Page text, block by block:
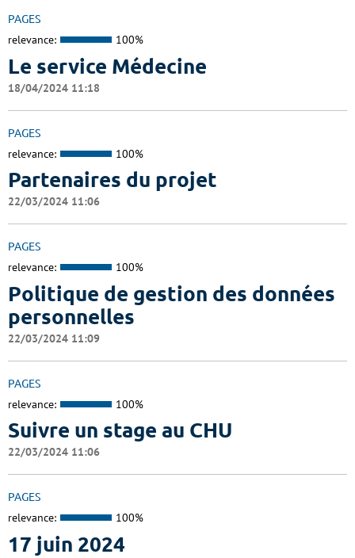
PAGES
relevance: 100%
Le service Médecine
18/04/2024 11:18
PAGES
relevance: 100%
Partenaires du projet
22/03/2024 11:06
PAGES
relevance: 100%
Politique de gestion des données
personnelles
22/03/2024 11:09
PAGES
relevance: 100%
Suivre un stage au CHU
22/03/2024 11:06
PAGES
relevance: 100%
17 juin 2024